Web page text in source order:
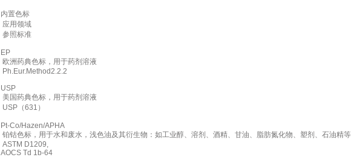
内置色标
应用领域
参照标准
EP
欧洲药典色标，用于药剂溶液
Ph.Eur.Method2.2.2
USP
美国药典色标，用于药剂溶液
USP（631）
Pt-Co/Hazen/APHA
铂钴色标，用于水和废水，浅色油及其衍生物：如工业醇、溶剂、酒精、甘油、脂肪氮化物、塑剂、石油精等
ASTM D1209,
AOCS Td 1b-64